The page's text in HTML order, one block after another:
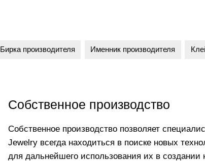
Бирка производителя Именник производителя
Собственное производство
Собственное производство позволяет
Jewelry всегда находиться в поиске новых
для дальнейшего использования их в